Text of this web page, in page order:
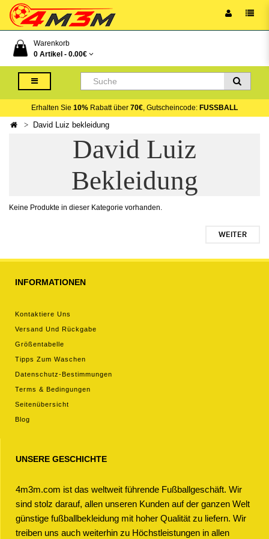
Warenkorb
0 Artikel - 0.00€
Erhalten Sie 10% Rabatt über 70€, Gutscheincode: FUSSBALL
David Luiz bekleidung
David Luiz
Bekleidung
Keine Produkte in dieser Kategorie vorhanden.
WEITER
INFORMATIONEN
Kontaktiere Uns
Versand Und Rückgabe
Größentabelle
Tipps Zum Waschen
Datenschutz-Bestimmungen
Terms & Bedingungen
Seitenübersicht
Blog
UNSERE GESCHICHTE
4m3m.com ist das weltweit führende Fußballgeschäft. Wir
sind stolz darauf, allen unseren Kunden auf der ganzen Welt
günstige fußballbekleidung mit hoher Qualität zu liefern. Wir
treiben uns auch weiterhin zu Höchstleistungen in allen